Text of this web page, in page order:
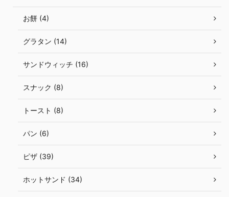
お餅 (4)
グラタン (14)
サンドウィッチ (16)
スナック (8)
トースト (8)
パン (6)
ピザ (39)
ホットサンド (34)